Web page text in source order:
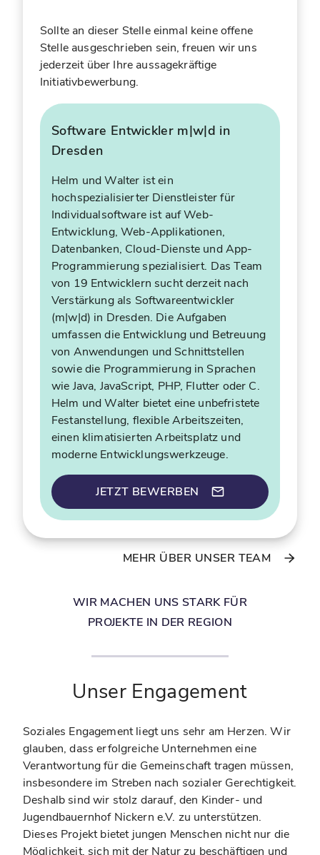
Sollte an dieser Stelle einmal keine offene
Stelle ausgeschrieben sein, freuen wir uns
jederzeit über Ihre aussagekräftige
Initiativbewerbung.
Software Entwickler m|w|d in
Dresden
Helm und Walter ist ein
hochspezialisierter Dienstleister für
Individualsoftware ist auf Web-
Entwicklung, Web-Applikationen,
Datenbanken, Cloud-Dienste und App-
Programmierung spezialisiert. Das Team
von 19 Entwicklern sucht derzeit nach
Verstärkung als Softwareentwickler
(m|w|d) in Dresden. Die Aufgaben
umfassen die Entwicklung und Betreuung
von Anwendungen und Schnittstellen
sowie die Programmierung in Sprachen
wie Java, JavaScript, PHP, Flutter oder C.
Helm und Walter bietet eine unbefristete
Festanstellung, flexible Arbeitszeiten,
einen klimatisierten Arbeitsplatz und
moderne Entwicklungswerkzeuge.
JETZT BEWERBEN
MEHR ÜBER UNSER TEAM
Unser Engagement
WIR MACHEN UNS STARK FÜR
PROJEKTE IN DER REGION
Soziales Engagement liegt uns sehr am Herzen. Wir
glauben, dass erfolgreiche Unternehmen eine
Verantwortung für die Gemeinschaft tragen müssen,
insbesondere im Streben nach sozialer Gerechtigkeit.
Deshalb sind wir stolz darauf, den Kinder- und
Jugendbauernhof Nickern e.V. zu unterstützen.
Dieses Projekt bietet jungen Menschen nicht nur die
Möglichkeit, sich mit der Natur zu beschäftigen und